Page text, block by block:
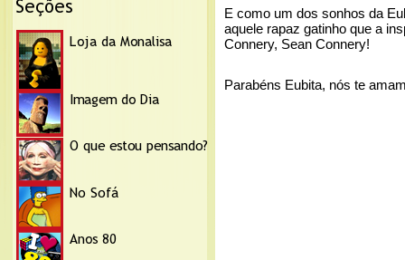
E como um dos sonhos da
aquele rapaz gatinho que a
Connery, Sean Connery!
Parabéns Eubita, nós te